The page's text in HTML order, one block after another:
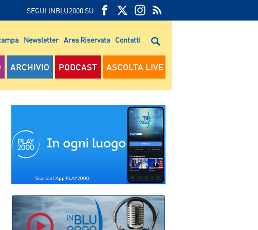
SEGUI INBLU2000 SU:
FEED
RSS
RSS
Newsletter Area Riservata Contatti
ARCHIVIO PODCAST ASCOLTA LIVE